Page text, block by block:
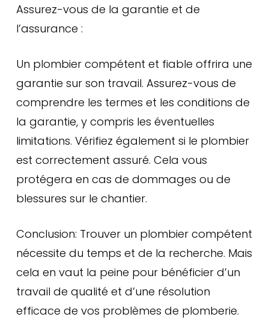
Assurez-vous de la garantie et de
l’assurance :
Un plombier compétent et fiable offrira une
garantie sur son travail. Assurez-vous de
comprendre les termes et les conditions de
la garantie, y compris les éventuelles
limitations. Vérifiez également si le plombier
est correctement assuré. Cela vous
protégera en cas de dommages ou de
blessures sur le chantier.
Conclusion: Trouver un plombier compétent
nécessite du temps et de la recherche. Mais
cela en vaut la peine pour bénéficier d’un
travail de qualité et d’une résolution
efficace de vos problèmes de plomberie.